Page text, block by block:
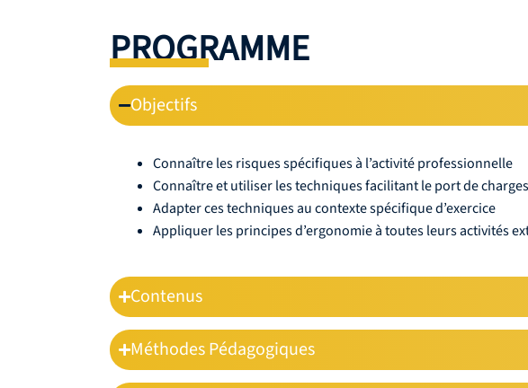
PROGRAMME
Objectifs
Connaître les risques spécifiques à l’activité professionnelle
Connaître et utiliser les techniques facilitant le port de charges
Adapter ces techniques au contexte spécifique d’exercice
Appliquer les principes d’ergonomie à toutes leurs activités
Contenus
Méthodes Pédagogiques